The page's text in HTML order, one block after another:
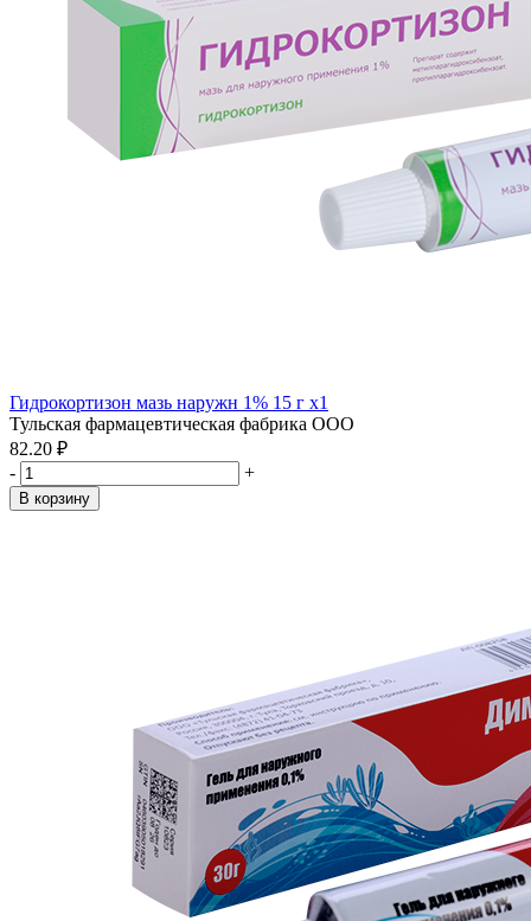
Гидрокортизон мазь наружн 1% 15 г x1
Тульская фармацевтическая фабрика ООО
82.20 ₽
-
+
В корзину